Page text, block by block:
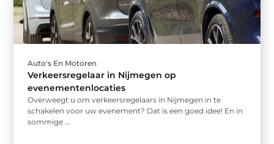
Auto's En Motoren
Verkeersregelaar in Nijmegen op
evenementenlocaties
Overweegt u om verkeersregelaars in Nijmegen in te
schakelen voor uw evenement? Dat is een goed idee! En in
sommige ...